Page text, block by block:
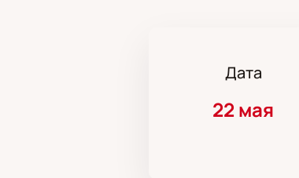
Дата
22 мая